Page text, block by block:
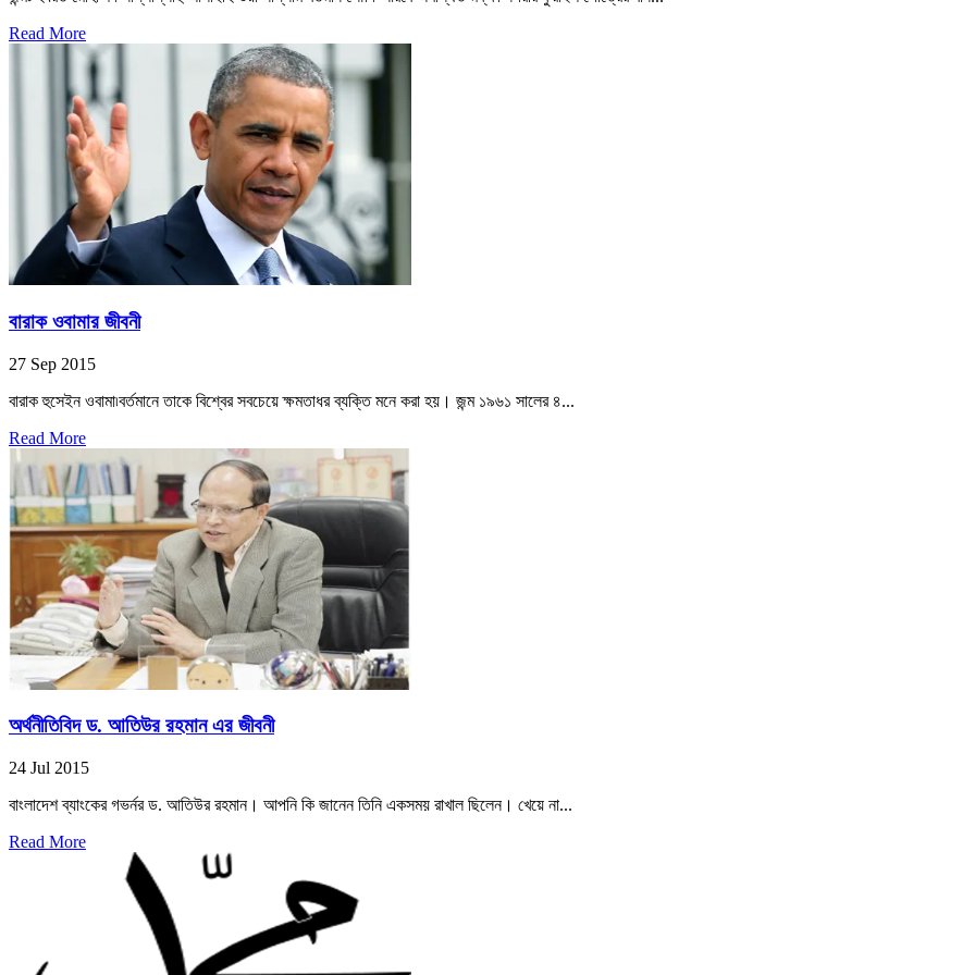
Read More
বারাক ওবামার জীবনী
27 Sep 2015
বারাক হুসেইন ওবামা৷বর্তমানে তাকে বিশ্বের সবচেয়ে ক্ষমতাধর ব্যক্তি মনে করা হয়। জন্ম ১৯৬১ সালের ৪...
Read More
অর্থনীতিবিদ ড. আতিউর রহমান এর জীবনী
24 Jul 2015
বাংলাদেশ ব্যাংকের গভর্নর ড. আতিউর রহমান। আপনি কি জানেন তিনি একসময় রাখাল ছিলেন। খেয়ে না...
Read More